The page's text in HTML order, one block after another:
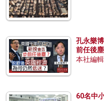
孔永樂
前任後
本社編
60名中